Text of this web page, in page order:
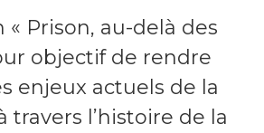
« Prison, au-delà des
objectif de rendre
enjeux actuels de la
travers l’histoire de la